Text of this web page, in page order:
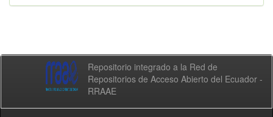
Repositorio integrado a la Red de
Repositorios de Acceso Abierto del Ecuador -
RRAAE